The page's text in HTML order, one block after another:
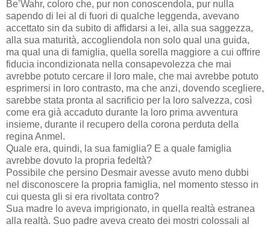
Be’Wahr, coloro che, pur non conoscendola, pur nulla
sapendo di lei al di fuori di qualche leggenda, avevano
accettato sin da subito di affidarsi a lei, alla sua saggezza,
alla sua maturità, accogliendola non solo qual una guida,
ma qual una di famiglia, quella sorella maggiore a cui offrire
fiducia incondizionata nella consapevolezza che mai
avrebbe potuto cercare il loro male, che mai avrebbe potuto
esprimersi in loro contrasto, ma che anzi, dovendo scegliere,
sarebbe stata pronta al sacrificio per la loro salvezza, così
come era già accaduto durante la loro prima avventura
insieme, durante il recupero della corona perduta della
regina Anmel.
Quale era, quindi, la sua famiglia? E a quale famiglia
avrebbe dovuto la propria fedeltà?
Possibile che persino Desmair avesse avuto meno dubbi
nel disconoscere la propria famiglia, nel momento stesso in
cui questa gli si era rivoltata contro?
Sua madre lo aveva imprigionato, in quella realtà estranea
alla realtà. Suo padre aveva creato dei mostri colossali al